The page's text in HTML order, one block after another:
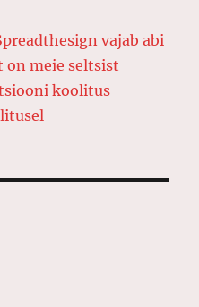
vajab abi
on meie seltsist
koolitus